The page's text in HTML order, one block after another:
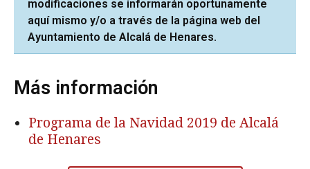
modificaciones se informarán oportunamente
aquí mismo y/o a través de la página web del
Ayuntamiento de Alcalá de Henares.
Más información
Programa de la Navidad 2019 de Alcalá
de Henares